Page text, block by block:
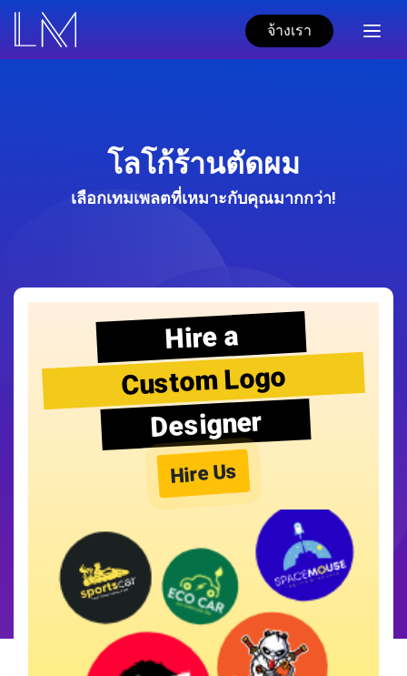
จ้างเรา
โลโก้ร้านตัดผม
เลือกเทมเพลตที่เหมาะกับคุณมากกว่า!
Hire a
Custom Logo
Designer
Hire Us